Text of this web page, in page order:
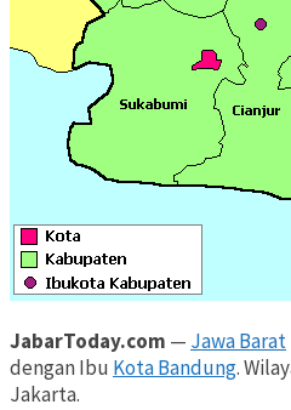
JabarToday.com — Jawa Barat
dengan Ibu Kota Bandung.
Jakarta.